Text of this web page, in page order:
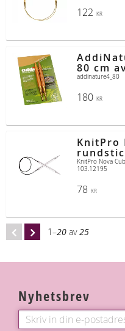
122 KR
80 cm
addinature4_80
180 KR
KnitPro
KnitPro Nova
103.12195
78 KR
1–20 av25
Nyhetsbrev